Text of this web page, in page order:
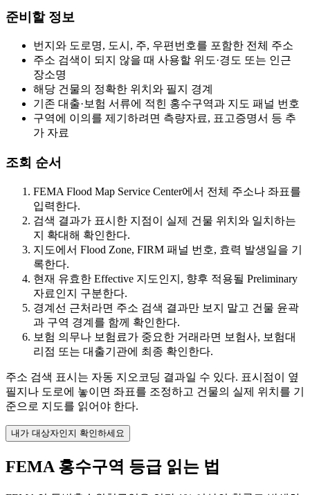
준비할 정보
번지와 도로명, 도시, 주, 우편번호를 포함한 전체 주소
주소 검색이 되지 않을 때 사용할 위도·경도 또는 인근
장소명
해당 건물의 정확한 위치와 필지 경계
기존 대출·보험 서류에 적힌 홍수구역과 지도 패널 번호
구역에 이의를 제기하려면 측량자료, 표고증명서 등 추
가 자료
조회 순서
FEMA Flood Map Service Center에서 전체 주소나 좌표를
입력한다.
검색 결과가 표시한 지점이 실제 건물 위치와 일치하는
지 확대해 확인한다.
지도에서 Flood Zone, FIRM 패널 번호, 효력 발생일을 기
록한다.
현재 유효한 Effective 지도인지, 향후 적용될 Preliminary
자료인지 구분한다.
경계선 근처라면 주소 검색 결과만 보지 말고 건물 윤곽
과 구역 경계를 함께 확인한다.
보험 의무나 보험료가 중요한 거래라면 보험사, 보험대
리점 또는 대출기관에 최종 확인한다.
주소 검색 표시는 자동 지오코딩 결과일 수 있다. 표시점이 옆
필지나 도로에 놓이면 좌표를 조정하고 건물의 실제 위치를 기
준으로 지도를 읽어야 한다.
내가 대상자인지 확인하세요
FEMA 홍수구역 등급 읽는 법